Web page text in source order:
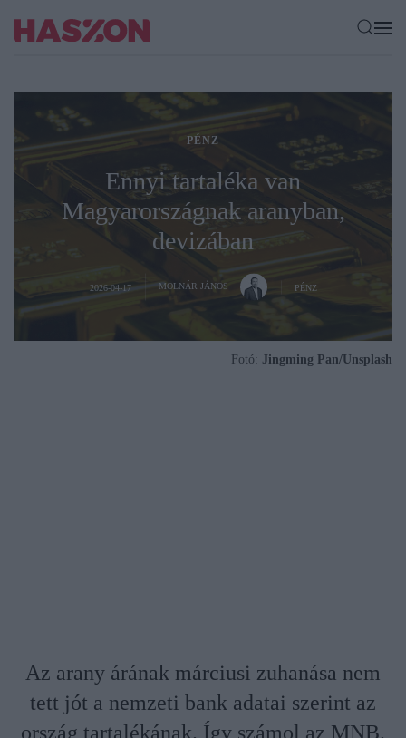
PÉNZ
Ennyi tartaléka van
Magyarországnak aranyban,
devizában
2026-04-17 MOLNÁR JÁNOS PÉNZ
Fotó: Jingming Pan/Unsplash
Az arany árának márciusi zuhanása nem
tett jót a nemzeti bank adatai szerint az
ország tartalékának. Így számol az MNB.